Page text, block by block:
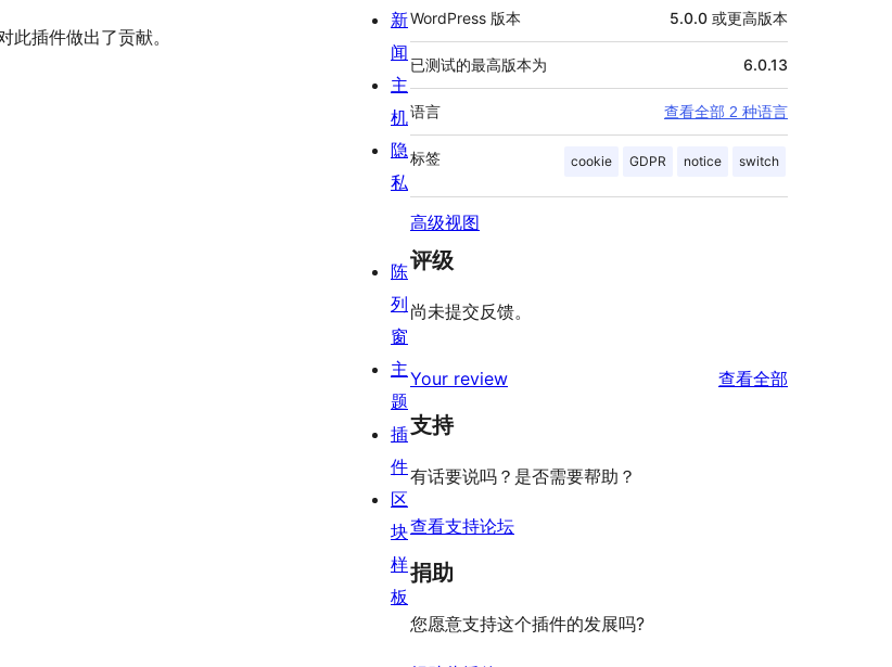
插件做出了贡献。
WordPress 版本 5.0.0 或更高版本
已测试的最高版本为 6.0.13
语言 查看全部 2 种语言
标签 cookie GDPR notice switch
高级视图
评级
尚未提交反馈。
Your review 查看全部
支持
有话要说吗？是否需要帮助？
查看支持论坛
捐助
您愿意支持这个插件的发展吗?
新
闻
主
机
隐
私
陈
列
窗
主
题
插
件
区
块
样
板